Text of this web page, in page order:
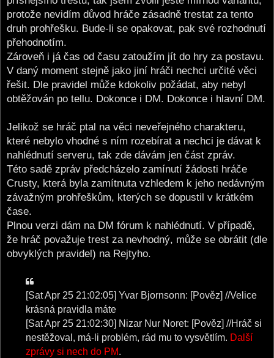
protože nevidím důvod hráče zásadně trestat za tento
druh prohřešku. Bude-li se opakovat, pak své rozhodnutí
přehodnotím.
Zároveň i já čas od času zatoužím jít do hry za postavu.
V daný moment stejně jako jiní hráči nechci určité věci
řešit. Dle pravidel může kdokoliv požádat, aby nebyl
obtěžován po tellu. Dokonce i DM. Dokonce i hlavní DM.
Jelikož se hráč ptal na věci neveřejného charakteru,
které nebylo vhodné s ním rozebírat a nechci je dávat k
nahlédnutí serveru, tak zde dávám jen část zpráv.
Této sadě zpráv předcházelo zamínutí žádosti hráče
Crusty, která byla zamítnuta vzhledem k jeho nedávným
závažným prohřeškům, kterých se dopustil v krátkém
čase.
Plnou verzi dám na DM fórum k nahlédnutí. V případě,
že hráč považuje trest za nevhodný, může se obrátit (dle
obvyklých pravidel) na Rejtyho.
[Sat Apr 25 21:02:05] Yvar Bjornsonn: [Pověz] //Velice
krásná pravidla máte
[Sat Apr 25 21:02:30] Nizar Nur Noret: [Pověz] //Hráč si
nestěžoval, má-li problém, rád mu to vysvětlím. Další
zprávy si nech do PM.